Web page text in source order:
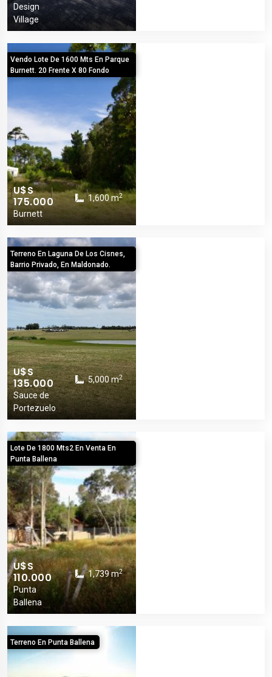
Design
Village
Vendo Lote De 1600 Mts En Parque
Burnett. 20 Frente X 80 Fondo
U$S
175.000
Burnett
1,600 m2
Terreno En Laguna De Los Cisnes,
Barrio Privado, En Maldonado.
U$S
135.000
Sauce de
Portezuelo
5,000 m2
Lote De 1800 Mts2 En Venta En
Punta Ballena
U$S
110.000
Punta
Ballena
1,739 m2
Terreno En Punta Ballena